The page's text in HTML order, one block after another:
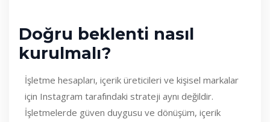
Doğru beklenti nasıl
kurulmalı?
İşletme hesapları, içerik üreticileri ve kişisel markalar
için Instagram tarafındaki strateji aynı değildir.
İşletmelerde güven duygusu ve dönüşüm, içerik